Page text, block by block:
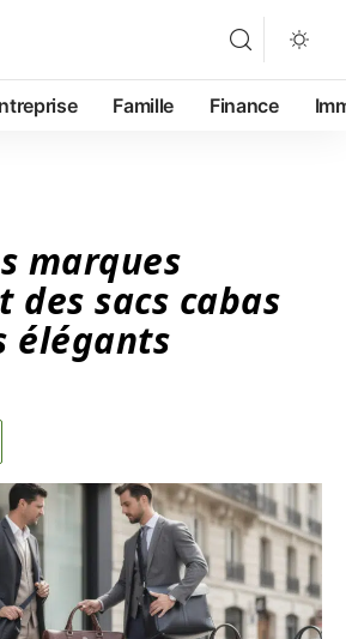
Famille Finance
marques
des sacs cabas
élégants